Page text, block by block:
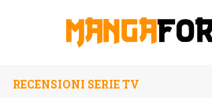
RECENSIONI SERIE TV